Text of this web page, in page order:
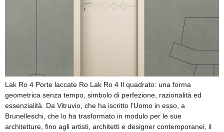
Lak Ro 4 Porte laccate Ro Lak Ro 4 Il quadrato: una forma
geometrica senza tempo, simbolo di perfezione, razionalità ed
essenzialità. Da Vitruvio, che ha iscritto l’Uomo in esso, a
Brunelleschi, che lo ha trasformato in modulo per le sue
architetture, fino agli artisti, architetti e designer contemporanei, il